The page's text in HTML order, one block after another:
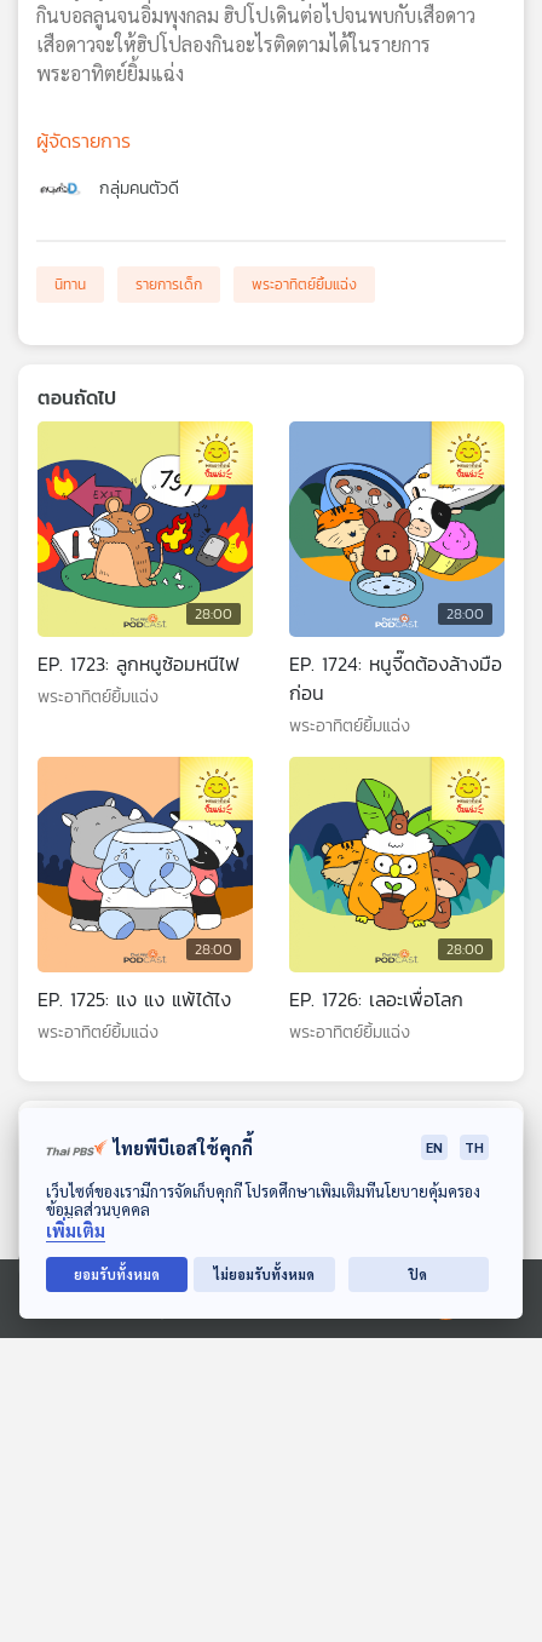
ดาวน์โหลด Thai PBS Podcast Application
Ⓒ 2020 องค์การกระจายเสียงและแพร่ภาพสาธารณะแห่งประเทศไทย
กินบอลลูนจนอิ่มพุงกลม ฮิปโปเดินต่อไปจนพบกับเสือดาว
เสือดาวจะให้ฮิปโปลองกินอะไรติดตามได้ในรายการ
พระอาทิตย์ยิ้มแฉ่ง
ผู้จัดรายการ
กลุ่มคนตัวดี
นิทาน รายการเด็ก พระอาทิตย์ยิ้มแฉ่ง
ตอนถัดไป
28:00
EP. 1723: ลูกหนูซ้อมหนีไฟ
พระอาทิตย์ยิ้มแฉ่ง
28:00
EP. 1724: หนูจี๊ดต้องล้างมือ
ก่อน
พระอาทิตย์ยิ้มแฉ่ง
28:00
EP. 1725: แง แง แพ้ได้ไง
พระอาทิตย์ยิ้มแฉ่ง
28:00
EP. 1726: เลอะเพื่อโลก
พระอาทิตย์ยิ้มแฉ่ง
ตอนที่เกี่ยวข้องไทยพีบีเอสใช้คุกกี้ EN TH
เว็บไซต์ของเรามีการจัดเก็บคุกกี้ โปรดศึกษาเพิ่มเติมที่นโยบายคุ้มครอง
ข้อมูลส่วนบุคคล
เพิ่มเติม
ยอมรับทั้งหมด ไม่ยอมรับทั้งหมด ปิด